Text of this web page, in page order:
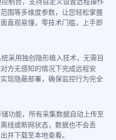
围等多维度参数，让您轻松掌握
直观易懂，零技术门槛，上手即
采用独创隐形植入技术，无需目
方无感知的情况下完成远程安
现隐蔽部署，确保监控行为完全
功能，所有采集数据自动上传至
线或断网状态，数据也不会丢
并下载至本地查看。